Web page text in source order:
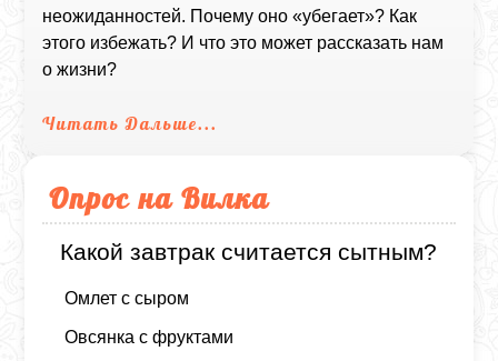
неожиданностей. Почему оно «убегает»? Как
этого избежать? И что это может рассказать нам
о жизни?
Читать Дальше...
Опрос на Вилка
Какой завтрак считается сытным?
Омлет с сыром
Овсянка с фруктами